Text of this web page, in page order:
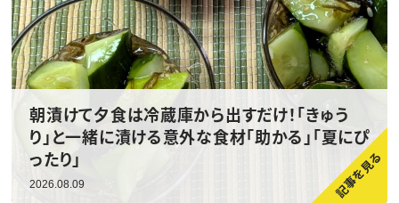
朝漬けて夕食は冷蔵庫から出すだけ！「きゅう
り」と一緒に漬ける意外な食材「助かる」「夏にぴ
ったり」
2026.08.09